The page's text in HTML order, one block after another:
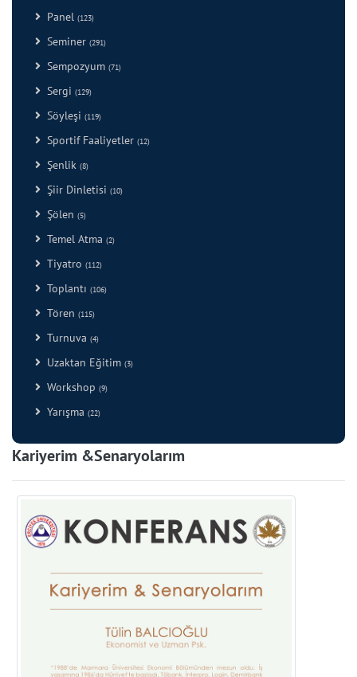
Panel (123)
Seminer (291)
Sempozyum (71)
Sergi (129)
Söyleşi (119)
Sportif Faaliyetler (12)
Şenlik (8)
Şiir Dinletisi (10)
Şölen (5)
Temel Atma (2)
Tiyatro (112)
Toplantı (106)
Tören (115)
Turnuva (4)
Uzaktan Eğitim (3)
Workshop (9)
Yarışma (22)
Kariyerim &Senaryolarım